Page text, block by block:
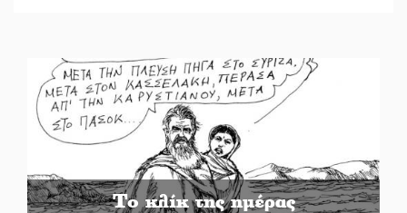
Το κλίκ της ημέρας